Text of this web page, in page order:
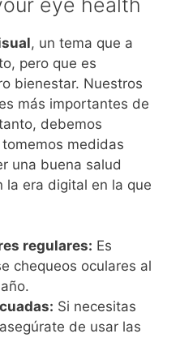
, un tema que a
pero que es
bienestar. Nuestros
más importantes de
debemos
medidas
una buena salud
la era digital en la que
regulares: Es
chequeos oculares al
Si necesitas
de usar las